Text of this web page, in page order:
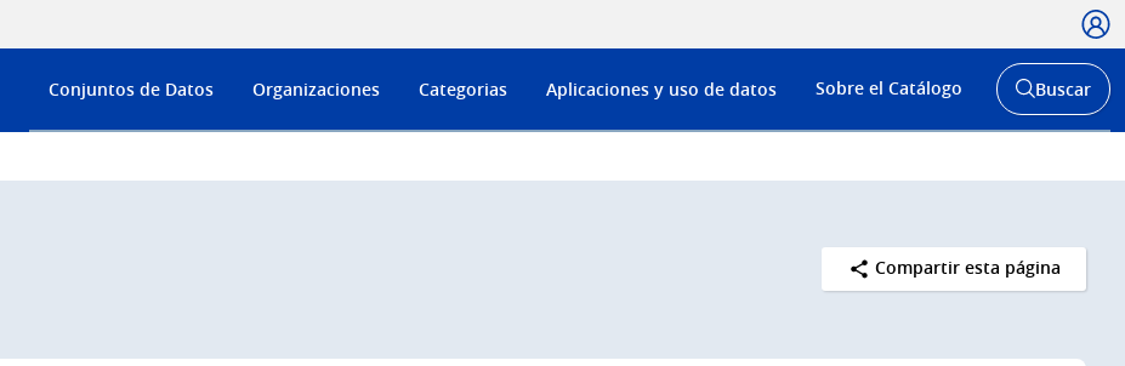
Menú
de
Conjuntos de Datos Organizaciones Categorias Aplicaciones y uso de datos Sobre el Catálogo
Abrir
buscador
Buscar
Compartir esta página